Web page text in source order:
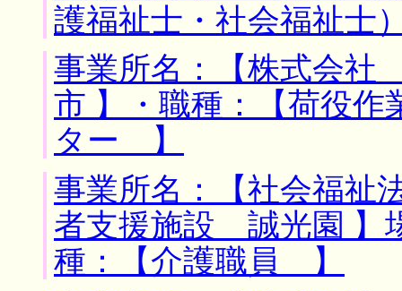
護福祉士・社会福祉
事業所名：【株式会社
市 】・職種：【荷役
ター 】
事業所名：【社会福祉
者支援施設 誠光園 】
種：【介護職員 】